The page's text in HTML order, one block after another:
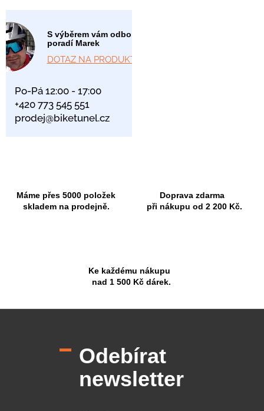
S výběrem vám odborně
poradí Marek
DOTAZ NA PRODUKT
Po-Pá 12:00 - 17:00
+420 773 545 551
prodej@biketunel.cz
Máme přes 5000 položek
skladem na prodejně.
Doprava zdarma
při nákupu od 2 200 Kč.
Ke každému nákupu
nad 1 500 Kč dárek.
Odebírat
newsletter